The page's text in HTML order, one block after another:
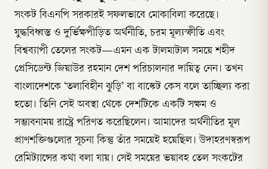
সংকট বিএনপি সরকারই সফলভাবে মোকাবিলা করেছে।
যুদ্ধবিধ্বস্ত ও দুর্ভিক্ষপীড়িত অর্থনীতি, চরম মূল্যস্ফীতি এবং
বিশ্বব্যাপী তেলের সংকট—এমন এক টালমাটাল সময়ে শহীদ
প্রেসিডেন্ট জিয়াউর রহমান দেশ পরিচালনার দায়িত্ব নেন। তখন
বাংলাদেশকে ‘তলাবিহীন ঝুড়ি’ বা বাস্কেট কেস বলে তাচ্ছিল্য করা
হতো। তিনি সেই অবস্থা থেকে দেশটিকে একটি সক্ষম ও
সম্ভাবনাময় রাষ্ট্রে পরিণত করেছিলেন। আমাদের অর্থনীতির মূল
প্রাণশক্তিগুলোর সূচনা কিন্তু তাঁর সময়েই হয়েছিল। উদাহরণস্বরূপ
রেমিট্যান্সের কথা বলা যায়। সেই সময়ের ভয়াবহ তেল সংকটের